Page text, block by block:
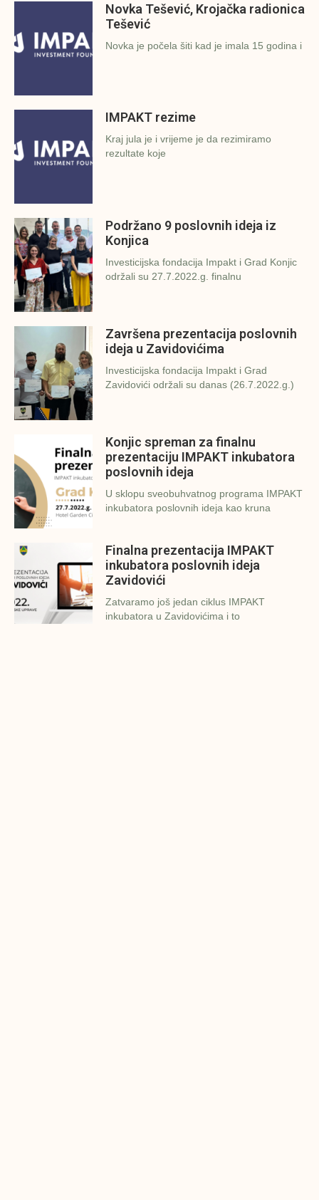
Novka Tešević, Krojačka radionica
Tešević
Novka je počela šiti kad je imala 15 godina i
IMPAKT rezime
Kraj jula je i vrijeme je da rezimiramo
rezultate koje
Podržano 9 poslovnih ideja iz
Konjica
Investicijska fondacija Impakt i Grad Konjic
održali su 27.7.2022.g. finalnu
Završena prezentacija poslovnih
ideja u Zavidovićima
Investicijska fondacija Impakt i Grad
Zavidovići održali su danas (26.7.2022.g.)
Konjic spreman za finalnu
prezentaciju IMPAKT inkubatora
poslovnih ideja
U sklopu sveobuhvatnog programa IMPAKT
inkubatora poslovnih ideja kao kruna
Finalna prezentacija IMPAKT
inkubatora poslovnih ideja
Zavidovići
Zatvaramo još jedan ciklus IMPAKT
inkubatora u Zavidovićima i to